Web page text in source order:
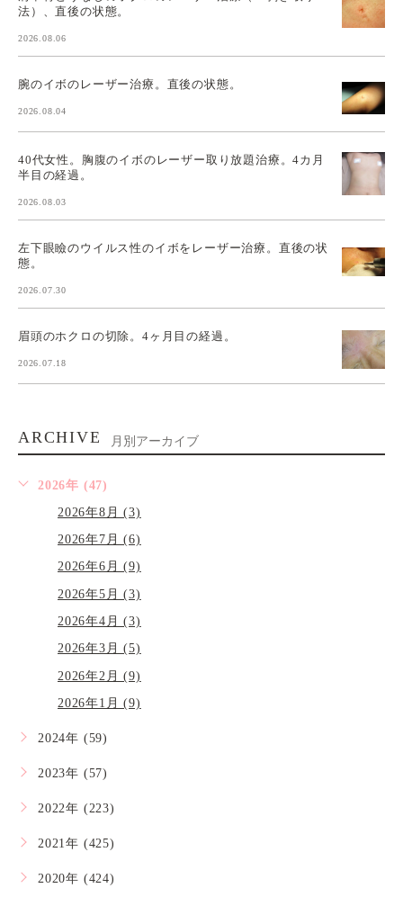
法）、直後の状態。
2026.08.06
腕のイボのレーザー治療。直後の状態。
2026.08.04
40代女性。胸腹のイボのレーザー取り放題治療。4カ月
半目の経過。
2026.08.03
左下眼瞼のウイルス性のイボをレーザー治療。直後の状
態。
2026.07.30
眉頭のホクロの切除。4ヶ月目の経過。
2026.07.18
ARCHIVE 月別アーカイブ
2026年 (47)
2026年8月 (3)
2026年7月 (6)
2026年6月 (9)
2026年5月 (3)
2026年4月 (3)
2026年3月 (5)
2026年2月 (9)
2026年1月 (9)
2024年 (59)
2023年 (57)
2022年 (223)
2021年 (425)
2020年 (424)